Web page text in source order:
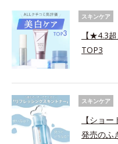
スキンケア
【★4.3
TOP3
スキンケア
【ショ
発売のふ